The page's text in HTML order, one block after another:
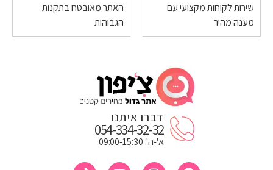
שירות לקוחות מקצועי עם
מענה מהיר
האתר מאובטח בתקנות
הגבוהות
דברו איתנו
054-334-32-32
א'-ה': 09:00-15:30